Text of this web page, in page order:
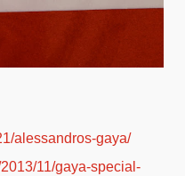
alessandros-gaya/
11/gaya-special-